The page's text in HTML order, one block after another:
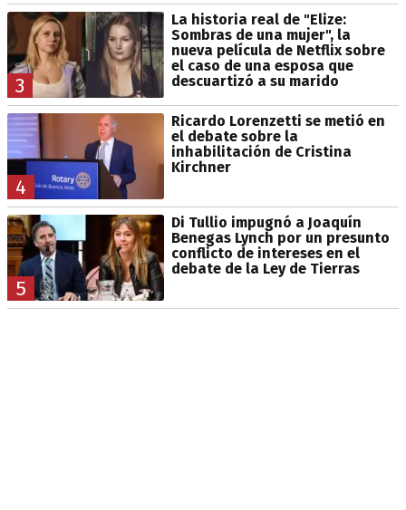
3
La historia real de "Elize:
Sombras de una mujer", la
nueva película de Netflix sobre
el caso de una esposa que
descuartizó a su marido
4
Ricardo Lorenzetti se metió en
el debate sobre la
inhabilitación de Cristina
Kirchner
5
Di Tullio impugnó a Joaquín
Benegas Lynch por un presunto
conflicto de intereses en el
debate de la Ley de Tierras